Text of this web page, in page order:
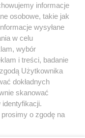
HOSTING
FACEBOOK KONTAKT
Muzyka i kultura
wydarzeń
informacje
osobowe, takie jak
wysyłane
w celu
wybór
i treści, badanie
Użytkownika
dokładnych
skanować
o zgodę na